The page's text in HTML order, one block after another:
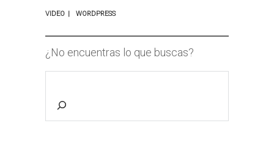
VIDEO WORDPRESS
¿No encuentras lo que buscas?